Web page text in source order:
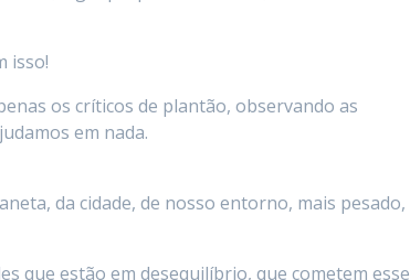
isso!
os críticos de plantão, observando as
em nada.
da cidade, de nosso entorno, mais pesado,
que estão em desequilíbrio, que cometem esse